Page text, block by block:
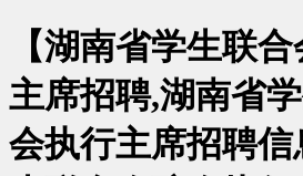
【湖南省学生联
主席招聘,湖南省
会执行主席招聘